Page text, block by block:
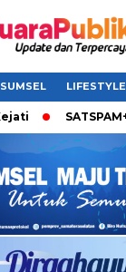
SUMSEL LIFESTYLE
SATSPAM+ dari